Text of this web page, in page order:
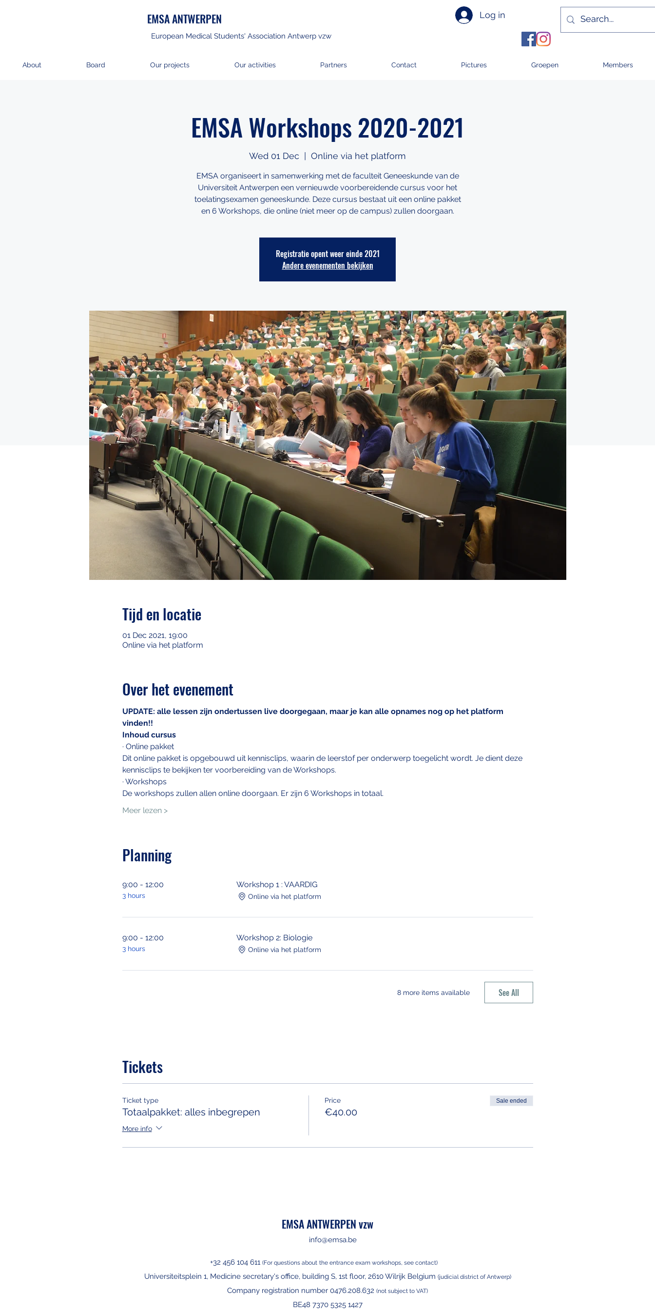
EMSA ANTWERPEN Log in
European Medical Students' Association Antwerp vzw
About Board Our projects Our activities Partners Contact Pictures Groepen Members
EMSA Workshops 2020-2021
Wed 01 Dec Online via het platform
EMSA organiseert in samenwerking met de faculteit Geneeskunde van de
Universiteit Antwerpen een vernieuwde voorbereidende cursus voor het
toelatingsexamen geneeskunde. Deze cursus bestaat uit een online pakket
en 6 Workshops, die online (niet meer op de campus) zullen doorgaan.
Registratie opent weer einde 2021
Andere evenementen bekijken
Tijd en locatie
01 Dec 2021, 19:00
Online via het platform
Over het evenement
UPDATE: alle lessen zijn ondertussen live doorgegaan, maar je kan alle opnames nog op het platform
vinden!!
Inhoud cursus
· Online pakket
Dit online pakket is opgebouwd uit kennisclips, waarin de leerstof per onderwerp toegelicht wordt. Je dient deze
kennisclips te bekijken ter voorbereiding van de Workshops.
· Workshops
De workshops zullen allen online doorgaan. Er zijn 6 Workshops in totaal.
Meer lezen >
Planning
9:00 - 12:00
3 hours
Workshop 1 : VAARDIG
Online via het platform
9:00 - 12:00
3 hours
Workshop 2: Biologie
Online via het platform
8 more items available See All
Tickets
Ticket type
Totaalpakket: alles inbegrepen
More info
Price
€40.00
Sale ended
EMSA ANTWERPEN vzw
info@emsa.be
+32 456 104 611 (For questions about the entrance exam workshops, see contact)
Universiteitsplein 1, Medicine secretary's office, building S, 1st floor, 2610 Wilrijk Belgium (judicial district of Antwerp)
Company registration number 0476.208.632 (not subject to VAT)
BE48 7370 5325 1427